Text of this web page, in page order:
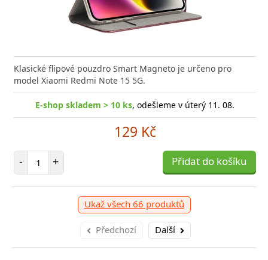
Klasické flipové pouzdro Smart Magneto je určeno pro
model Xiaomi Redmi Note 15 5G.
E-shop skladem > 10 ks, odešleme v úterý 11. 08.
129 Kč
- Počet položek
+ Přidat do košíku
Ukaž všech 66 produktů
Předchozí Další